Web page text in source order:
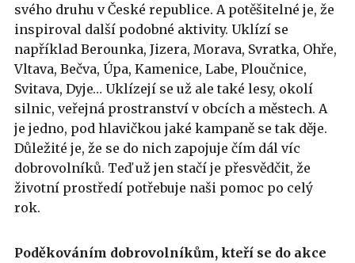
svého druhu v České republice. A potěšitelné je, že
inspiroval další podobné aktivity. Uklízí se
například Berounka, Jizera, Morava, Svratka, Ohře,
Vltava, Bečva, Úpa, Kamenice, Labe, Ploučnice,
Svitava, Dyje… Uklízejí se už ale také lesy, okolí
silnic, veřejná prostranství v obcích a městech. A
je jedno, pod hlavičkou jaké kampaně se tak děje.
Důležité je, že se do nich zapojuje čím dál víc
dobrovolníků. Teď už jen stačí je přesvědčit, že
životní prostředí potřebuje naši pomoc po celý
rok.
Poděkováním dobrovolníkům, kteří se do akce